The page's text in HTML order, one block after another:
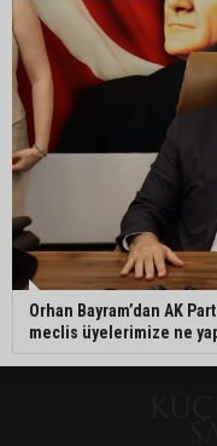
Orhan Bayram’dan AK
meclis üyelerimize ne